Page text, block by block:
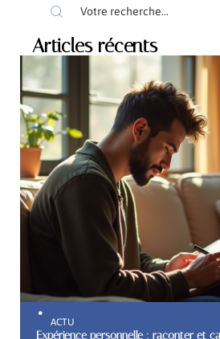
Articles récents
ACTU
Expérience personnelle : raconter et